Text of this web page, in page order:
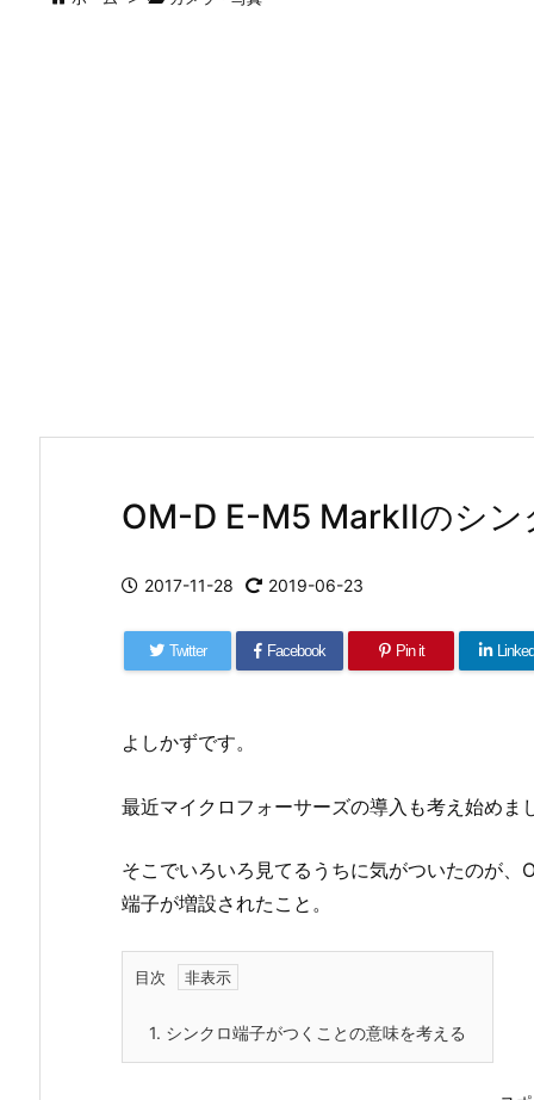
OM-D E-M5 MarkIIのシ
2017-11-28 2019-06-23
Twitter Facebook Pin it
よしかずです。
最近マイクロフォーサーズの導入も考え始めま
そこでいろいろ見てるうちに気がついたのが
端子が増設されたこと。
目次
1. シンクロ端子がつくことの意味を考える